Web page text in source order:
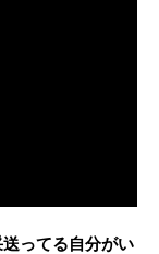
ってる自分がい